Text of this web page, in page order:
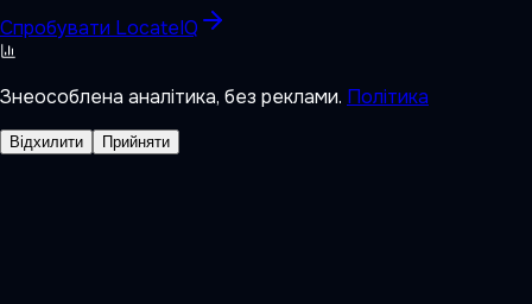
Спробувати LocateIQ
Знеособлена аналітика, без реклами. Політика
Відхилити Прийняти